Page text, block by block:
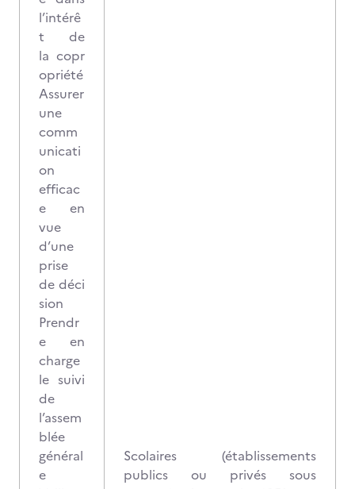
l’intérê
t de
la copr
opriété
Assurer
une
comm
unicati
on
efficac
e en
vue
d’une
prise
de déci
sion
Prendr
e en
charge
le suivi
de
l’assem
blée
général
e
Scolaires (établissements
publics ou privés sous